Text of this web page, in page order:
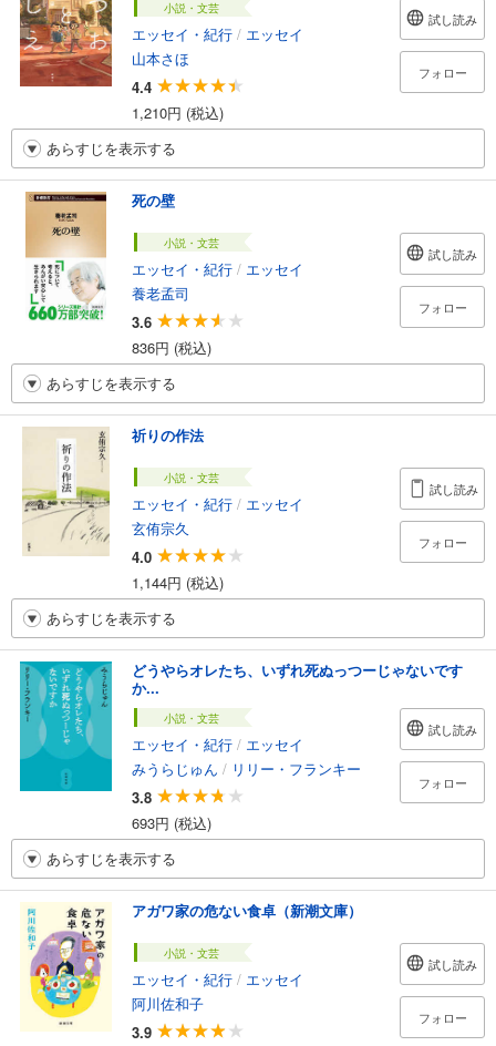
小説・文芸
エッセイ・紀行 / エッセイ
山本さほ
4.4
1,210円 (税込)
試し読み
フォロー
あらすじを表示する
死の壁
小説・文芸
エッセイ・紀行 / エッセイ
養老孟司
3.6
836円 (税込)
試し読み
フォロー
あらすじを表示する
祈りの作法
小説・文芸
エッセイ・紀行 / エッセイ
玄侑宗久
4.0
1,144円 (税込)
試し読み
フォロー
あらすじを表示する
どうやらオレたち、いずれ死ぬっつーじゃないです
か...
小説・文芸
エッセイ・紀行 / エッセイ
みうらじゅん / リリー・フランキー
3.8
693円 (税込)
試し読み
フォロー
あらすじを表示する
アガワ家の危ない食卓（新潮文庫）
小説・文芸
エッセイ・紀行 / エッセイ
阿川佐和子
3.9
試し読み
フォロー